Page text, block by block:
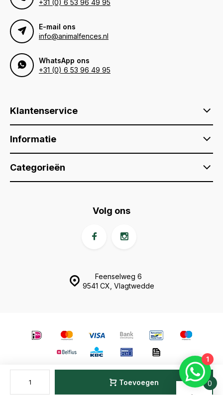
Toevoegen
+31 (0) 6 53 96 49 95
E-mail ons
info@animalfences.nl
WhatsApp ons
+31 (0) 6 53 96 49 95
Klantenservice
Informatie
Categorieën
Feenselweg 6
9541 CX, Vlagtwedde
Volg ons
Sitemap
0
1